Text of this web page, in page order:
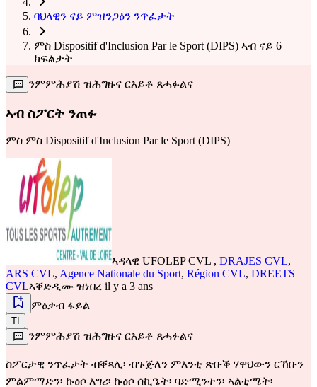
ባህላዊን ናይ ምዝንጋዕን ንጥፈታት
ምስ Dispositif d'Inclusion Par le Sport (DIPS) ኣብ ናይ 6
ክፍልታት
ንምምሕያሽ ዝሕግዙና ርእይቶ ጸሓፉልና
ኣብ ስፖርት ንጠፉ
ምስ ምስ Dispositif d'Inclusion Par le Sport (DIPS)
ኣዳላዊ UFOLEP CVL , DRAJES CVL,
ARS CVL, Agence Nationale du Sport, Région CVL, DREETS
CVLኣቐድዲሙ ዝነበረ il y a 3 ans
ምዕቃብ ፋይል
TI
ንምምሕያሽ ዝሕግዙና ርእይቶ ጸሓፉልና
ስፖርታዊ ንጥፈታት ብቐጻሊ፡ ብጉጅለን ምእንቲ ጽቡቕ ሃዋህውን ርኸቡን
ምልምማድን፡ ኩዕሶ እግሪ፡ ኩዕሶ ሰኪዔት፡ ባድሚንተን፡ ኣልቲሜት፡